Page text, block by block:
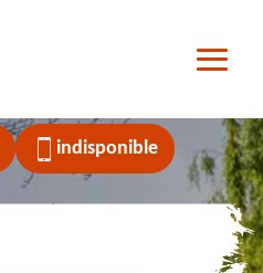
indisponible